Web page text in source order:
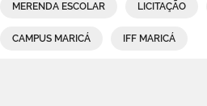
MERENDA ESCOLAR LICITAÇÃO
CAMPUS MARICÁ IFF MARICÁ